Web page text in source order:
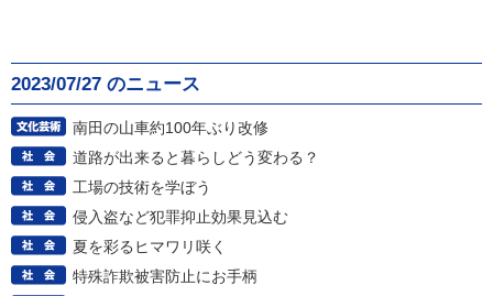
2023/07/27 のニュース
南田の山車約100年ぶり改修
道路が出来ると暮らしどう変わる？
工場の技術を学ぼう
侵入盗など犯罪抑止効果見込む
夏を彩るヒマワリ咲く
特殊詐欺被害防止にお手柄